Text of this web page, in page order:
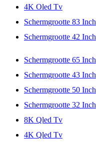
4K Oled Tv
Schermgrootte 83 Inch
Schermgrootte 42 Inch
Schermgrootte 65 Inch
Schermgrootte 43 Inch
Schermgrootte 50 Inch
Schermgrootte 32 Inch
8K Qled Tv
4K Qled Tv